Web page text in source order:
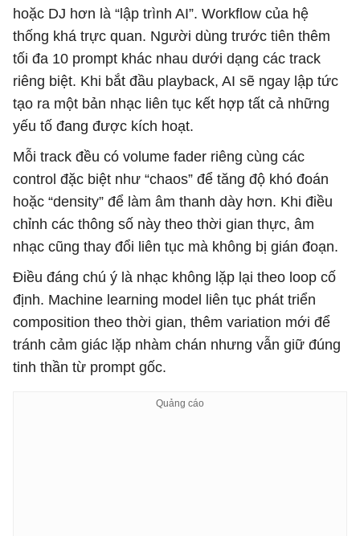
hoặc DJ hơn là “lập trình AI”. Workflow của hệ
thống khá trực quan. Người dùng trước tiên thêm
tối đa 10 prompt khác nhau dưới dạng các track
riêng biệt. Khi bắt đầu playback, AI sẽ ngay lập tức
tạo ra một bản nhạc liên tục kết hợp tất cả những
yếu tố đang được kích hoạt.
Mỗi track đều có volume fader riêng cùng các
control đặc biệt như “chaos” để tăng độ khó đoán
hoặc “density” để làm âm thanh dày hơn. Khi điều
chỉnh các thông số này theo thời gian thực, âm
nhạc cũng thay đổi liên tục mà không bị gián đoạn.
Điều đáng chú ý là nhạc không lặp lại theo loop cố
định. Machine learning model liên tục phát triển
composition theo thời gian, thêm variation mới để
tránh cảm giác lặp nhàm chán nhưng vẫn giữ đúng
tinh thần từ prompt gốc.